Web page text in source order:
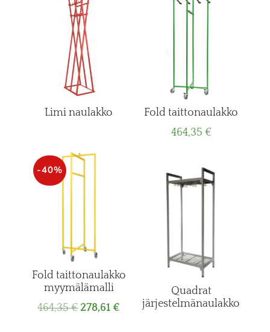
Limi naulakko
Fold taittonaulakko
464,35 €
-40%
Fold taittonaulakko
myymälämalli
464,35€Original
278,61€ Current
Quadrat
järjestelmänaulakko